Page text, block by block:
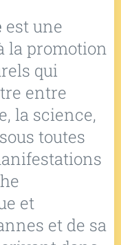
est une
la promotion
qui
entre
la science,
toutes
et
et de sa